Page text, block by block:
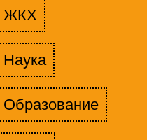
ЖКХ
Наука
Образование